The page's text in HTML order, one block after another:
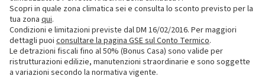
Scopri in quale zona climatica sei e consulta lo sconto previsto per la
tua zona qui.
Condizioni e limitazioni previste dal DM 16/02/2016. Per maggiori
dettagli puoi consultare la pagina GSE sul Conto Termico.
Le detrazioni fiscali fino al 50% (Bonus Casa) sono valide per
ristrutturazioni edilizie, manutenzioni straordinarie e sono soggette
a variazioni secondo la normativa vigente.